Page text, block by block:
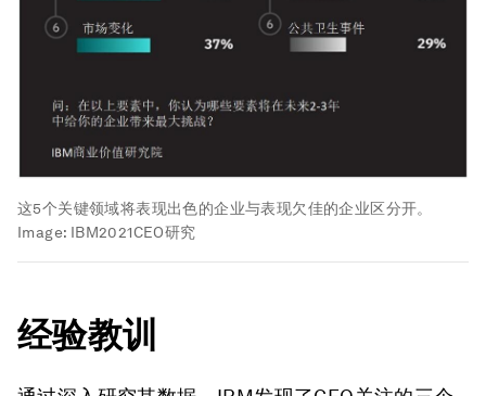
这5个关键领域将表现出色的企业与表现欠佳的企业区分开。
Image: IBM2021CEO研究
经验教训